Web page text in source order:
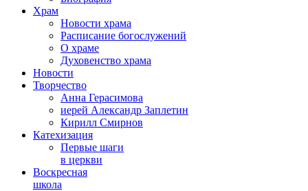
Храм
Новости храма
Расписание богослужений
О храме
Духовенство храма
Новости
Творчество
Анна Герасимова
иерей Александр Заплетин
Кирилл Смирнов
Катехизация
Первые шаги
в церкви
Воскресная
школа